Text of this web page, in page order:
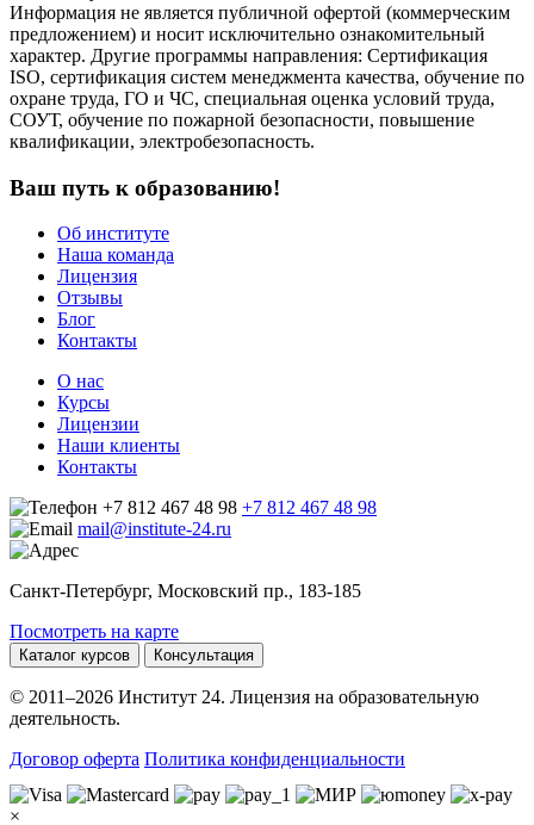
Информация не является публичной офертой (коммерческим
предложением) и носит исключительно ознакомительный
характер. Другие программы направления: Сертификация
ISO, сертификация систем менеджмента качества, обучение по
охране труда, ГО и ЧС, специальная оценка условий труда,
СОУТ, обучение по пожарной безопасности, повышение
квалификации, электробезопасность.
Ваш путь к образованию!
Об институте
Наша команда
Лицензия
Отзывы
Блог
Контакты
О нас
Курсы
Лицензии
Наши клиенты
Контакты
+7 812 467 48 98 +7 812 467 48 98
mail@institute-24.ru
Санкт-Петербург, Московский пр., 183-185
Посмотреть на карте
Каталог курсов Консультация
© 2011–2026 Институт 24. Лицензия на образовательную
деятельность.
Договор оферта Политика конфиденциальности
×